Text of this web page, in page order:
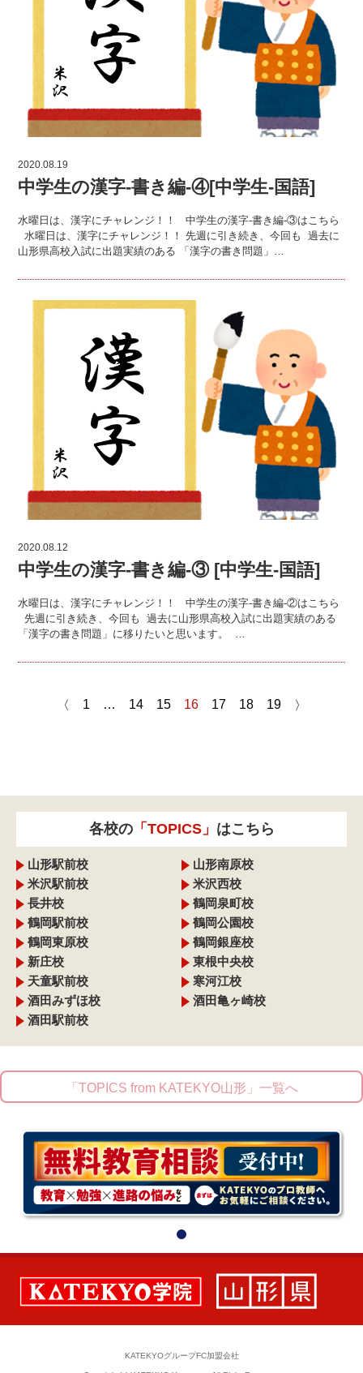
2020.08.19
中学生の漢字-書き編-④[中学生-国語]
水曜日は、漢字にチャレンジ！！ 中学生の漢字-書き編-③はこちら
水曜日は、漢字にチャレンジ！！ 先週に引き続き、今回も 過去に
山形県高校入試に出題実績のある 「漢字の書き問題」…
2020.08.12
中学生の漢字-書き編-③ [中学生-国語]
水曜日は、漢字にチャレンジ！！ 中学生の漢字-書き編-②はこちら
先週に引き続き、今回も 過去に山形県高校入試に出題実績のある
「漢字の書き問題」に移りたいと思います。 …
〈 1 … 14 15 16 17 18 19 〉
各校の「TOPICS」 はこちら
山形駅前校
山形南原校
米沢駅前校
米沢西校
長井校
鶴岡泉町校
鶴岡駅前校
鶴岡公園校
鶴岡東原校
鶴岡銀座校
新庄校
東根中央校
天童駅前校
寒河江校
酒田みずほ校
酒田亀ヶ崎校
酒田駅前校
「TOPICS from KATEKYO山形」一覧へ
KATEKYOグループFC加盟会社